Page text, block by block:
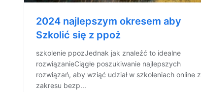
2024 najlepszym okresem aby
Szkolić się z ppoż
szkolenie ppozJednak jak znaleźć to idealne
rozwiązanieCiągłe poszukiwanie najlepszych
rozwiązań, aby wziąć udział w szkoleniach online z
zakresu bezp...